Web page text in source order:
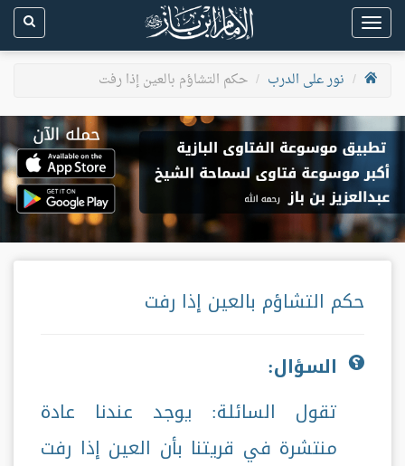
Toggle
navigation
نور على الدرب
حكم التشاؤم بالعين إذا رفت
حكم التشاؤم بالعين إذا رفت
السؤال:
تقول السائلة: يوجد عندنا عادة
منتشرة في قريتنا بأن العين إذا رفت